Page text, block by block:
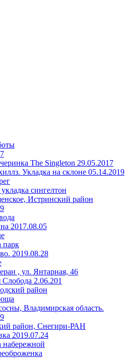
The Singleton 29.05.2017
Укладка на склоне 05.14.2019
сингелтон
Истринский район
2017.08.05
парк
2019.08.28
, ул. Янтарная, 46
2.06.201
район
Владимирская область.
район, Снегири-РАН
2019.07.24